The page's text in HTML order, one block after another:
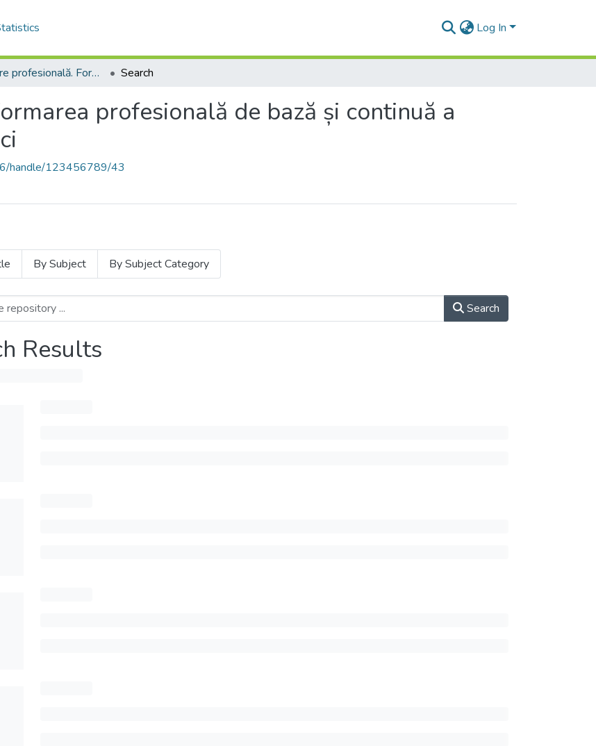
Log In
Devenire profesională. Formarea profesională de bază și continuă a personalului din biblioteci Search
profesională de bază și continuă a
handle/123456789/43
By Subject By Subject Category
Search
Results